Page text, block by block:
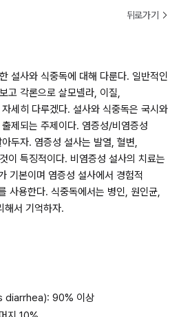
뒤로가기
설사와 식중독에 대해 다룬다. 일반적인
고 각론으로 살모넬라, 이질,
세히 다루겠다. 설사와 식중독은 국시와
제되는 주제이다. 염증성/비염증성
두자. 염증성 설사는 발열, 혈변,
이 특징적이다. 비염증성 설사의 치료는
기본이며 염증성 설사에서 경험적
용한다. 식중독에서는 병인, 원인균,
해서 기억하자.
diarrhea): 90% 이상